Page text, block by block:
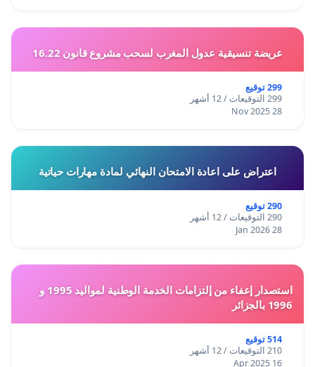
عريضة تنسيقية عدول المغرب لسحب مشروع قانون 16.22
299 توقيع
299 التوقيعات / 12 أشهر
28 Nov 2025
اعتراض على اعادة الامتحان النهائي لمادة مهارات حياتية
290 توقيع
290 التوقيعات / 12 أشهر
28 Jan 2026
استصدار إعفاء من إلتزامات الخدمة الوطنية لمواليد 1995 و
1996 بالجزائر
514 توقيع
210 التوقيعات / 12 أشهر
16 Apr 2025